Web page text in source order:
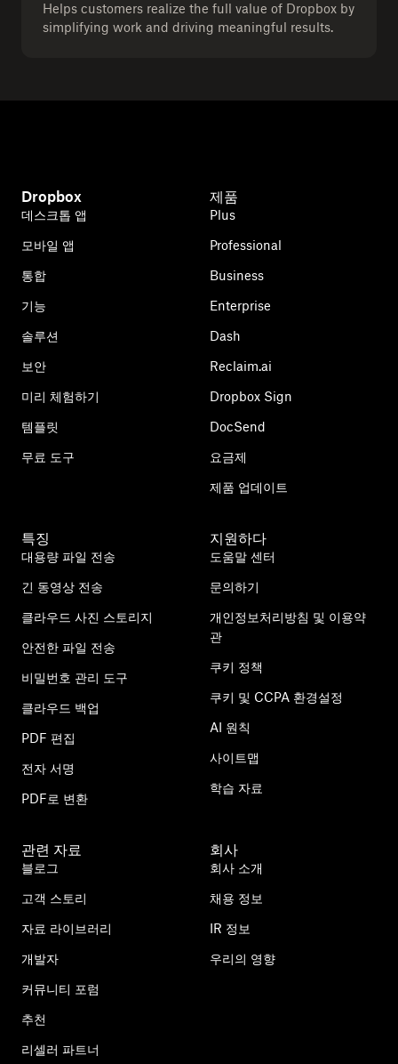
Helps customers realize the full value of Dropbox by
simplifying work and driving meaningful results.
Dropbox
데스크톱 앱
모바일 앱
통합
기능
솔루션
보안
미리 체험하기
템플릿
무료 도구
제품
Plus
Professional
Business
Enterprise
Dash
Reclaim.ai
Dropbox Sign
DocSend
요금제
제품 업데이트
특징
대용량 파일 전송
긴 동영상 전송
클라우드 사진 스토리지
안전한 파일 전송
비밀번호 관리 도구
클라우드 백업
PDF 편집
전자 서명
PDF로 변환
지원하다
도움말 센터
문의하기
개인정보처리방침 및 이용약
관
쿠키 정책
쿠키 및 CCPA 환경설정
AI 원칙
사이트맵
학습 자료
관련 자료
블로그
고객 스토리
자료 라이브러리
개발자
커뮤니티 포럼
추천
리셀러 파트너
회사
회사 소개
채용 정보
IR 정보
우리의 영향